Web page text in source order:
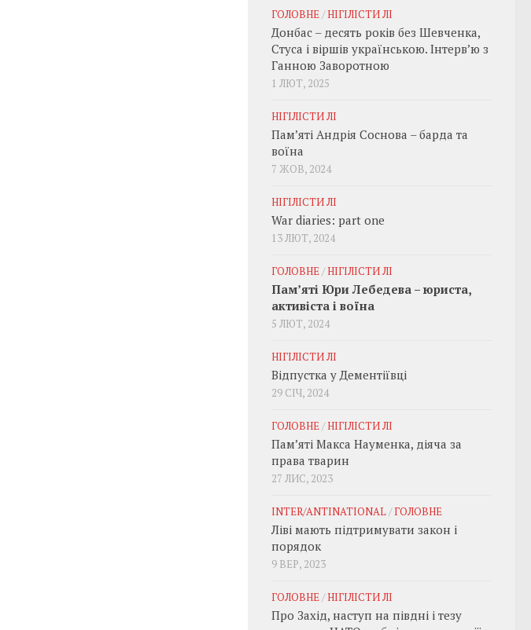
ГОЛОВНЕ/НІГІЛІСТИ ЛІ
Донбас – десять років без Шевченка,
Стуса і віршів українською. Інтерв’ю з
Ганною Заворотною
1 ЛЮТ, 2025
НІГІЛІСТИ ЛІ
Пам’яті Андрія Соснова – барда та
воїна
7 ЖОВ, 2024
НІГІЛІСТИ ЛІ
War diaries: part one
13 ЛЮТ, 2024
ГОЛОВНЕ/НІГІЛІСТИ ЛІ
Пам’яті Юри Лебедева – юриста,
активіста і воїна
5 ЛЮТ, 2024
НІГІЛІСТИ ЛІ
Відпустка у Дементіївці
29 СІЧ, 2024
ГОЛОВНЕ/НІГІЛІСТИ ЛІ
Пам’яті Макса Науменка, діяча за
права тварин
27 ЛИС, 2023
INTER/ANTINATIONAL/ГОЛОВНЕ
Ліві мають підтримувати закон і
порядок
9 ВЕР, 2023
ГОЛОВНЕ/НІГІЛІСТИ ЛІ
Про Захід, наступ на півдні і тезу